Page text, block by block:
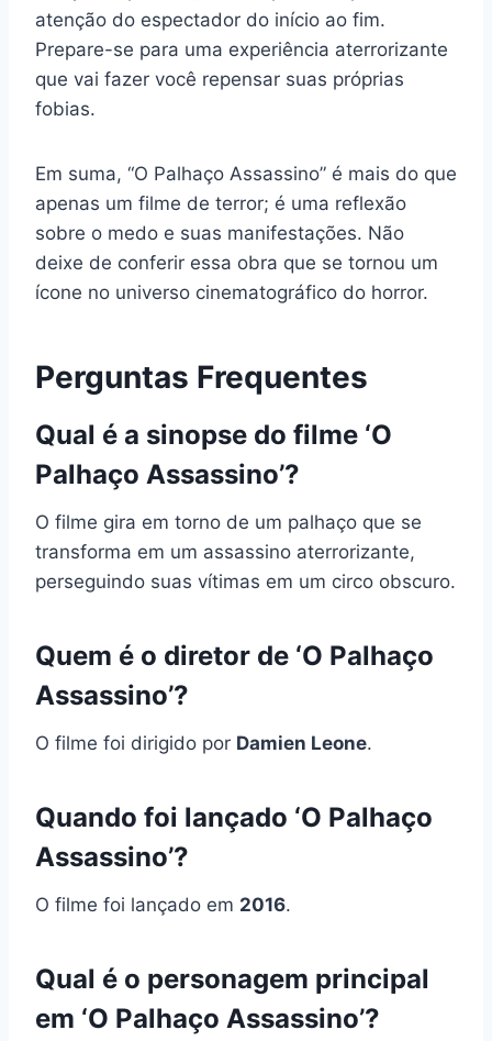
atenção do espectador do início ao fim.
Prepare-se para uma experiência aterrorizante
que vai fazer você repensar suas próprias
fobias.
Em suma, “O Palhaço Assassino” é mais do que
apenas um filme de terror; é uma reflexão
sobre o medo e suas manifestações. Não
deixe de conferir essa obra que se tornou um
ícone no universo cinematográfico do horror.
Perguntas Frequentes
Qual é a sinopse do filme ‘O
Palhaço Assassino’?
O filme gira em torno de um palhaço que se
transforma em um assassino aterrorizante,
perseguindo suas vítimas em um circo obscuro.
Quem é o diretor de ‘O Palhaço
Assassino’?
O filme foi dirigido por Damien Leone.
Quando foi lançado ‘O Palhaço
Assassino’?
O filme foi lançado em 2016.
Qual é o personagem principal
em ‘O Palhaço Assassino’?